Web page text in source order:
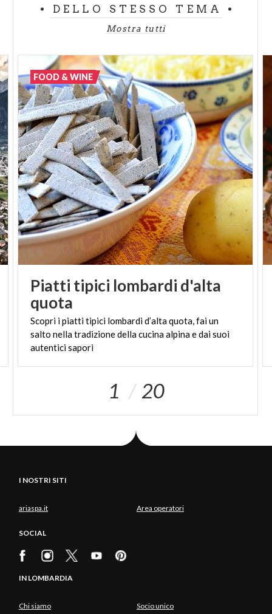
DELLO STESSO TEMA
Mostra tutti
Piatti tipici lombardi d'alta
quota
Scopri i piatti tipici lombardi d’alta quota, fai un
salto nella tradizione della cucina alpina e dai suoi
autentici sapori
FOOD & WINE
1 20
I NOSTRI SITI
ariaspa.it Area operatori
SOCIAL
IN LOMBARDIA
Chi siamo Socio unico